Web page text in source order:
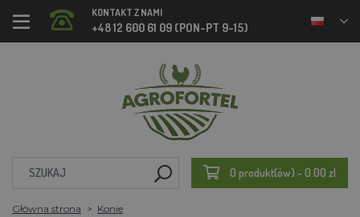
KONTAKT Z NAMI
+48 12 600 61 09 (PON-PT 9-15)
0 produkt(ów) - 0.00 zl
Główna strona
Konie